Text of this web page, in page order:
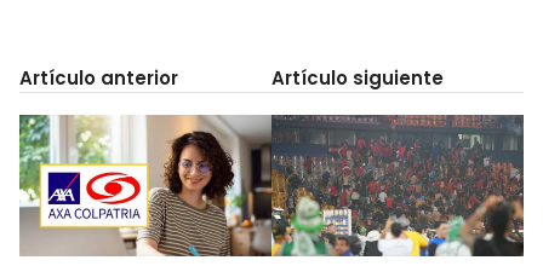
Artículo anterior Artículo siguiente